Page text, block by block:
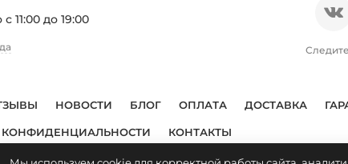
11:00 до 19:00
НОВОСТИ БЛОГ ОПЛАТА ДОСТАВКА
КОНТАКТЫ